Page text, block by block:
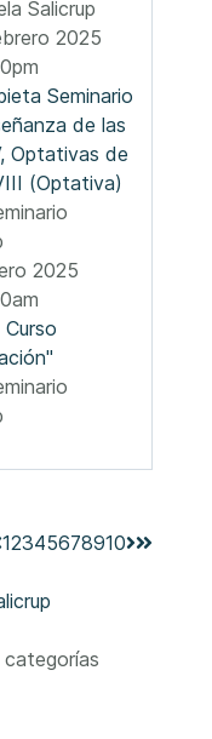
Salicrup
2025
Seminario
de las
Optativas de
(Optativa)
2025
12345678910